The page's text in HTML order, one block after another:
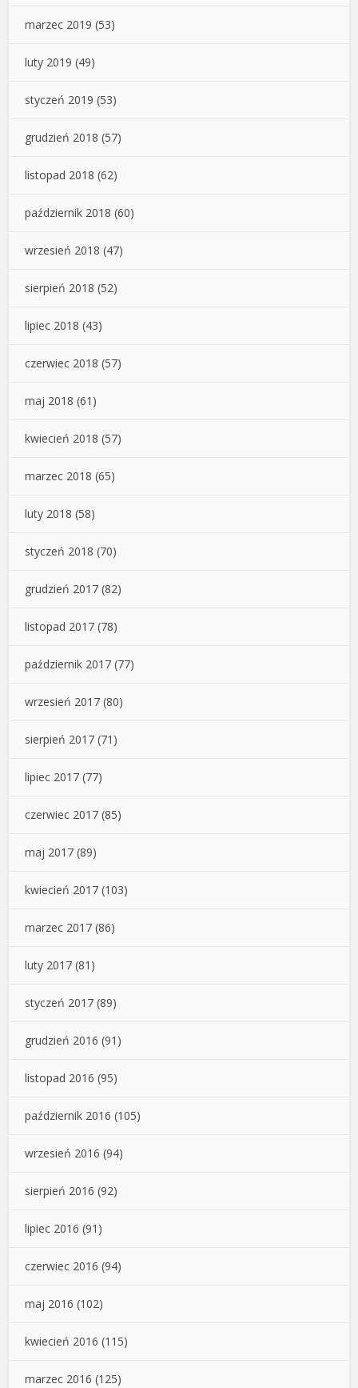
marzec 2019 (53)
luty 2019 (49)
styczeń 2019 (53)
grudzień 2018 (57)
listopad 2018 (62)
październik 2018 (60)
wrzesień 2018 (47)
sierpień 2018 (52)
lipiec 2018 (43)
czerwiec 2018 (57)
maj 2018 (61)
kwiecień 2018 (57)
marzec 2018 (65)
luty 2018 (58)
styczeń 2018 (70)
grudzień 2017 (82)
listopad 2017 (78)
październik 2017 (77)
wrzesień 2017 (80)
sierpień 2017 (71)
lipiec 2017 (77)
czerwiec 2017 (85)
maj 2017 (89)
kwiecień 2017 (103)
marzec 2017 (86)
luty 2017 (81)
styczeń 2017 (89)
grudzień 2016 (91)
listopad 2016 (95)
październik 2016 (105)
wrzesień 2016 (94)
sierpień 2016 (92)
lipiec 2016 (91)
czerwiec 2016 (94)
maj 2016 (102)
kwiecień 2016 (115)
marzec 2016 (125)